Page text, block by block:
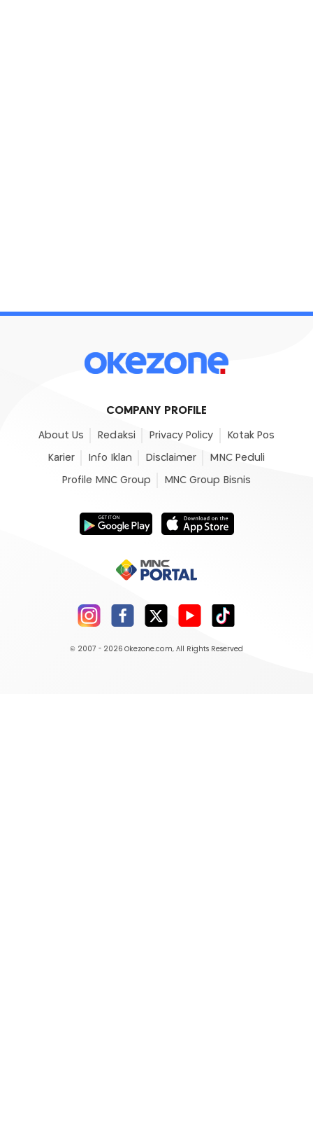
COMPANY PROFILE
About Us Redaksi Privacy Policy Kotak Pos
Karier Info Iklan Disclaimer MNC Peduli
Profile MNC Group MNC Group Bisnis
© 2007 - 2026 Okezone.com, All Rights Reserved